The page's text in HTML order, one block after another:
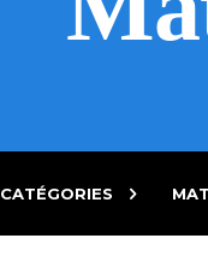
CATÉGORIES